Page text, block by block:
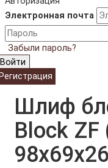
Электронная почта
Забыли пароль?
Войти
Шлиф
Block